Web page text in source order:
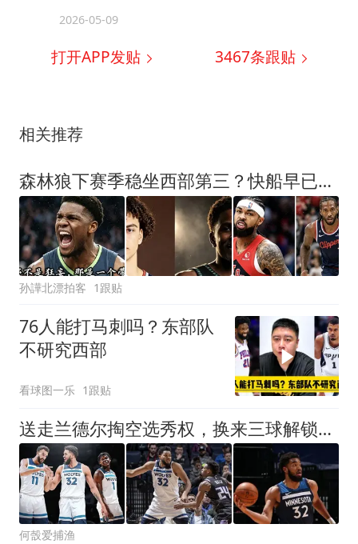
2026-05-09
打开APP发贴 3467条跟贴
相关推荐
森林狼下赛季稳坐西部第三？快船早已备好筹码，坐等挖走爱德华兹
孙譁北漂拍客 1跟贴
76人能打马刺吗？东部队
不研究西部
看球图一乐 1跟贴
送走兰德尔掏空选秀权，换来三球解锁华子，森林狼在下一盘大棋
何嗀爱捕渔